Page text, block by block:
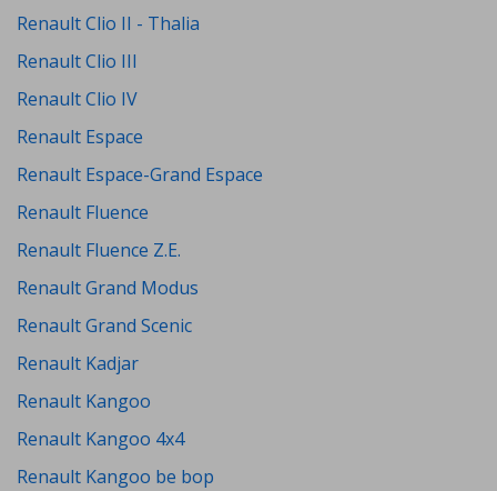
Renault Clio II - Thalia
Renault Clio III
Renault Clio IV
Renault Espace
Renault Espace-Grand Espace
Renault Fluence
Renault Fluence Z.E.
Renault Grand Modus
Renault Grand Scenic
Renault Kadjar
Renault Kangoo
Renault Kangoo 4x4
Renault Kangoo be bop